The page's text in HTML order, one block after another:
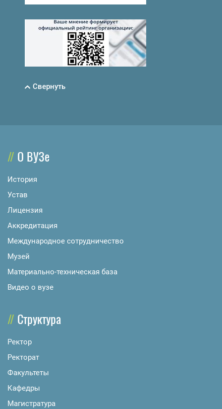
Свернуть
О ВУЗе
История
Устав
Лицензия
Аккредитация
Международное сотрудничество
Музей
Материально-техническая база
Видео о вузе
Структура
Ректор
Ректорат
Факультеты
Кафедры
Магистратура